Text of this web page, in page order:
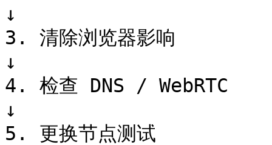
↓
3. 清除浏览器影响
↓
4. 检查 DNS / WebRTC
↓
5. 更换节点测试